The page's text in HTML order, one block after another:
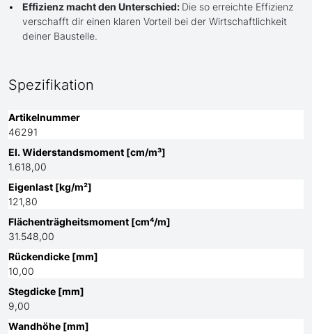
Effizienz macht den Unterschied: Die so erreichte Effizienz
verschafft dir einen klaren Vorteil bei der Wirtschaftlichkeit
deiner Baustelle.
Spezifikation
Artikelnummer
46291
El. Widerstandsmoment [cm/m³]
1.618,00
Eigenlast [kg/m²]
121,80
Flächenträgheitsmoment [cm⁴/m]
31.548,00
Rückendicke [mm]
10,00
Stegdicke [mm]
9,00
Wandhöhe [mm]